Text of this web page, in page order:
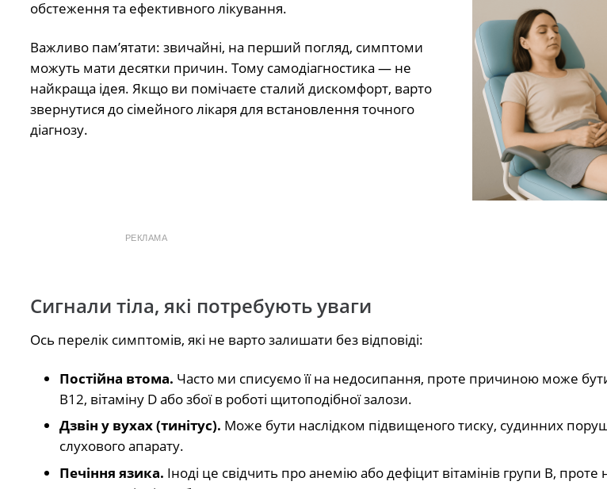
обстеження та ефективного лікування.
Важливо пам’ятати: звичайні, на перший погляд, симптоми
можуть мати десятки причин. Тому самодіагностика — не
найкраща ідея. Якщо ви помічаєте сталий дискомфорт, варто
звернутися до сімейного лікаря для встановлення точного
діагнозу.
РЕКЛАМА
Сигнали тіла, які потребують уваги
Ось перелік симптомів, які не варто залишати без відповіді:
Постійна втома. Часто ми списуємо її на недосипання, проте причиною може бути
В12, вітаміну D або збої в роботі щитоподібної залози.
Дзвін у вухах (тинітус). Може бути наслідком підвищеного тиску, судинних
слухового апарату.
Печіння язика. Іноді це свідчить про анемію або дефіцит вітамінів групи B,